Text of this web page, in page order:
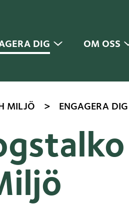
DIG OM OSS
MILJÖ > ENGAGERA DIG
sida
Twitter